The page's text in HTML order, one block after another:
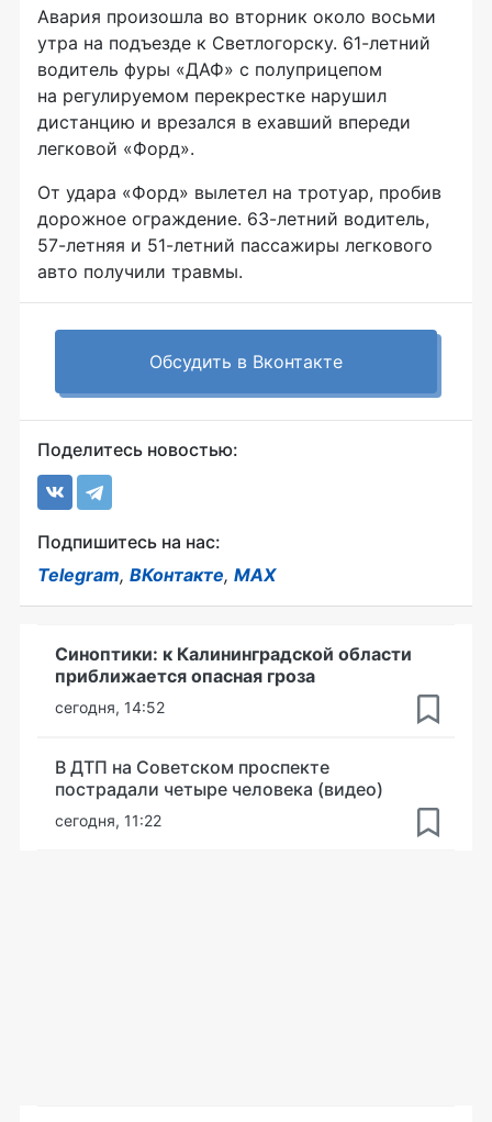
Авария произошла во вторник около восьми
утра на подъезде к Светлогорску. 61-летний
водитель фуры «ДАФ» с полуприцепом
на регулируемом перекрестке нарушил
дистанцию и врезался в ехавший впереди
легковой «Форд».
От удара «Форд» вылетел на тротуар, пробив
дорожное ограждение. 63-летний водитель,
57-летняя и 51-летний пассажиры легкового
авто получили травмы.
Обсудить в Вконтакте
Поделитесь новостью:
Подпишитесь на нас:
Telegram, ВКонтакте, MAX
Синоптики: к Калининградской области
приближается опасная гроза
сегодня, 14:52
В ДТП на Советском проспекте
пострадали четыре человека (видео)
сегодня, 11:22